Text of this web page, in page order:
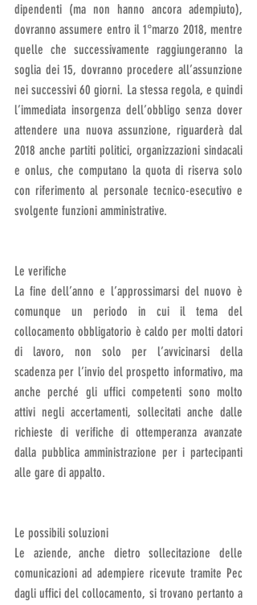
dipendenti (ma non hanno ancora adempiuto),
dovranno assumere entro il 1°marzo 2018, mentre
quelle che successivamente raggiungeranno la
soglia dei 15, dovranno procedere all’assunzione
nei successivi 60 giorni. La stessa regola, e quindi
l’immediata insorgenza dell’obbligo senza dover
attendere una nuova assunzione, riguarderà dal
2018 anche partiti politici, organizzazioni sindacali
e onlus, che computano la quota di riserva solo
con riferimento al personale tecnico-esecutivo e
svolgente funzioni amministrative.
Le verifiche
La fine dell’anno e l’approssimarsi del nuovo è
comunque un periodo in cui il tema del
collocamento obbligatorio è caldo per molti datori
di lavoro, non solo per l’avvicinarsi della
scadenza per l’invio del prospetto informativo, ma
anche perché gli uffici competenti sono molto
attivi negli accertamenti, sollecitati anche dalle
richieste di verifiche di ottemperanza avanzate
dalla pubblica amministrazione per i partecipanti
alle gare di appalto.
Le possibili soluzioni
Le aziende, anche dietro sollecitazione delle
comunicazioni ad adempiere ricevute tramite Pec
dagli uffici del collocamento, si trovano pertanto a